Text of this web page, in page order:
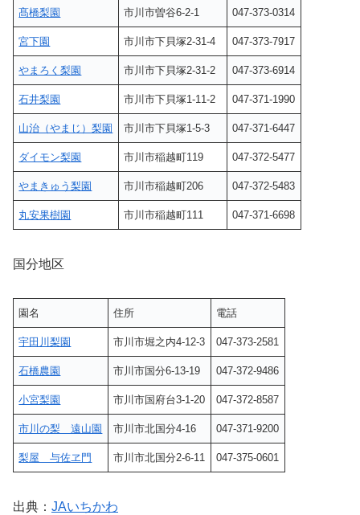
髙橋梨園 市川市曽谷6-2-1 047-373-0314
宮下園 市川市下貝塚2-31-4 047-373-7917
やまろく梨園 市川市下貝塚2-31-2 047-373-6914
石井梨園 市川市下貝塚1-11-2 047-371-1990
山治（やまじ）梨園 市川市下貝塚1-5-3 047-371-6447
ダイモン梨園 市川市稲越町119 047-372-5477
やまきゅう梨園 市川市稲越町206 047-372-5483
丸安果樹園 市川市稲越町111 047-371-6698
国分地区
園名 住所 電話
宇田川梨園 市川市堀之内4-12-3 047-373-2581
石橋農園 市川市国分6-13-19 047-372-9486
小宮梨園 市川市国府台3-1-20 047-372-8587
市川の梨 遠山園 市川市北国分4-16 047-371-9200
梨屋 与佐ヱ門 市川市北国分2-6-11 047-375-0601
出典： JAいちかわ